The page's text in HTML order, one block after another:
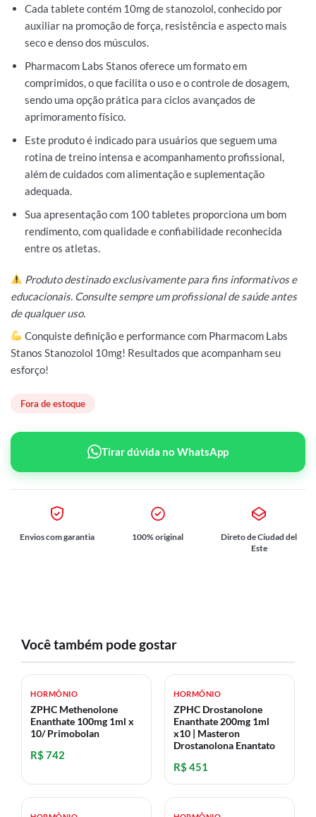
Cada tablete contém 10mg de stanozolol, conhecido por
auxiliar na promoção de força, resistência e aspecto mais
seco e denso dos músculos.
Pharmacom Labs Stanos oferece um formato em
comprimidos, o que facilita o uso e o controle de dosagem,
sendo uma opção prática para ciclos avançados de
aprimoramento físico.
Este produto é indicado para usuários que seguem uma
rotina de treino intensa e acompanhamento profissional,
além de cuidados com alimentação e suplementação
adequada.
Sua apresentação com 100 tabletes proporciona um bom
rendimento, com qualidade e confiabilidade reconhecida
entre os atletas.
Produto destinado exclusivamente para fins informativos e
educacionais. Consulte sempre um profissional de saúde antes
de qualquer uso.
Conquiste definição e performance com Pharmacom Labs
Stanos Stanozolol 10mg! Resultados que acompanham seu
esforço!
Fora de estoque
Tirar dúvida no WhatsApp
Envios com garantia 100% original
Direto de Ciudad del
Este
Você também pode gostar
HORMÔNIO
ZPHC Methenolone
Enanthate 100mg 1ml x
10/ Primobolan
R$ 742
HORMÔNIO
ZPHC Drostanolone
Enanthate 200mg 1ml
x10 | Masteron
Drostanolona Enantato
R$ 451